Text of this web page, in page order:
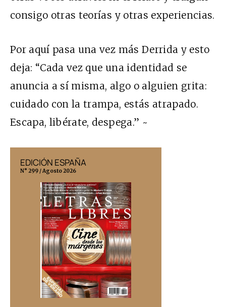
consigo otras teorías y otras experiencias.
Por aquí pasa una vez más Derrida y esto
deja: “Cada vez que una identidad se
anuncia a sí misma, algo o alguien grita:
cuidado con la trampa, estás atrapado.
Escapa, libérate, despega.” ~
EDICIÓN ESPAÑA
N° 299 / Agosto 2026